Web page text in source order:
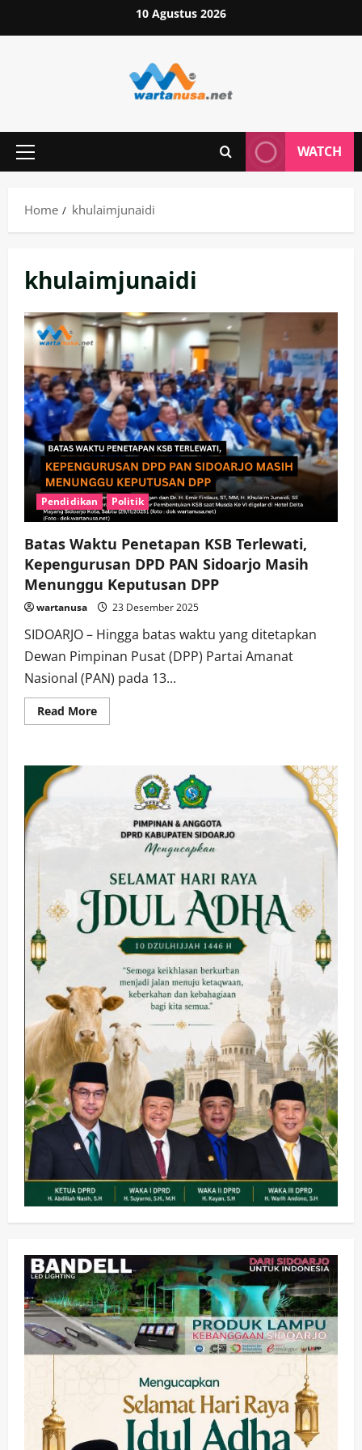
to
10 Agustus 2026
Primary
WATCH
Home khulaimjunaidi
khulaimjunaidi
Pendidikan Politik
Batas Waktu Penetapan KSB Terlewati,
Kepengurusan DPD PAN Sidoarjo Masih
Menunggu Keputusan DPP
wartanusa 23 Desember 2025
SIDOARJO – Hingga batas waktu yang ditetapkan
Dewan Pimpinan Pusat (DPP) Partai Amanat
Nasional (PAN) pada 13...
Read MoreRead
more
Terlewati,
Kepengurusan
Sidoarjo
Menunggu
DPP
2
Kesehatan Pembangunan
Pemerintahan
PANAS! Kalah Tender Proyek RSUD
Sibar Rp 9,9 M, Beranikah CV Tiga
Anugerah Utama Pertaruhkan
Jaminan Rp 100 Juta?
3
Adu Taktik di Atas Rumput Sintetis:
PWI dan Sapma PP Sidoarjo
Memanaskan Mesin Menuju Piala
Soccer
wartanusa 5 Agustus 2026
Ekonomi Hiburan Pemerintahan
HOT NEWS: Ribuan Warga Wage
Tumplek Blek di Bazar Rakyat Jalan
Jambu, Borong Kuliner UMKM Sambil
Nonton Jaranan!
wartanusa
4 Agustus 2026